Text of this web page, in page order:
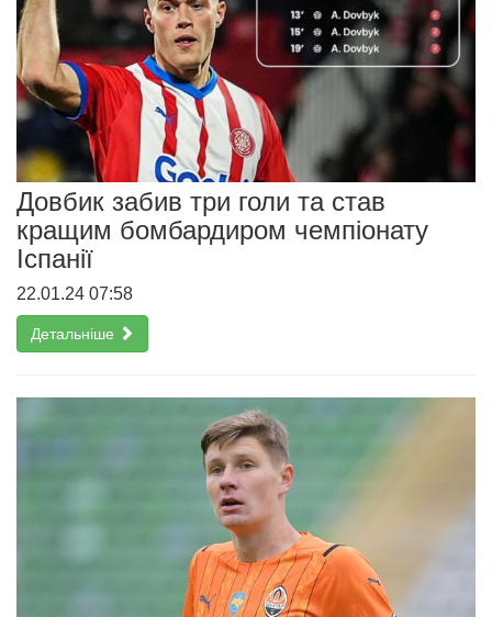
Довбик забив три голи та став
кращим бомбардиром чемпіонату
Іспанії
22.01.24 07:58
Детальніше